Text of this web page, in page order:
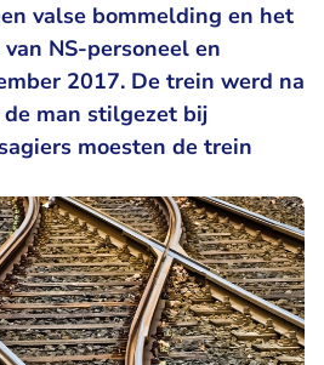
valse bommelding en het
NS-personeel en
2017. De trein werd na
man stilgezet bij
moesten de trein